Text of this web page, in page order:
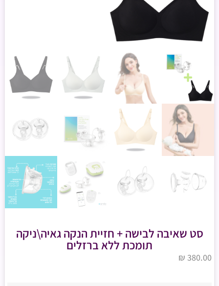
סט שאיבה לבישה + חזיית הנקה גאיה\ניקה
תומכת ללא ברזלים
₪ 380.00